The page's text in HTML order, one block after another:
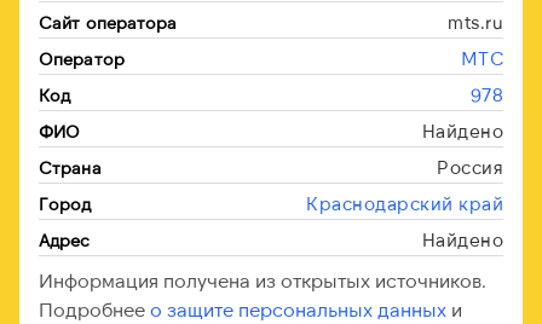
Сайт оператора mts.ru
Оператор МТС
Код 978
ФИО Найдено
Страна Россия
Город Краснодарский край
Адрес Найдено
Информация получена из открытых источников.
Подробнее о защите персональных данных и